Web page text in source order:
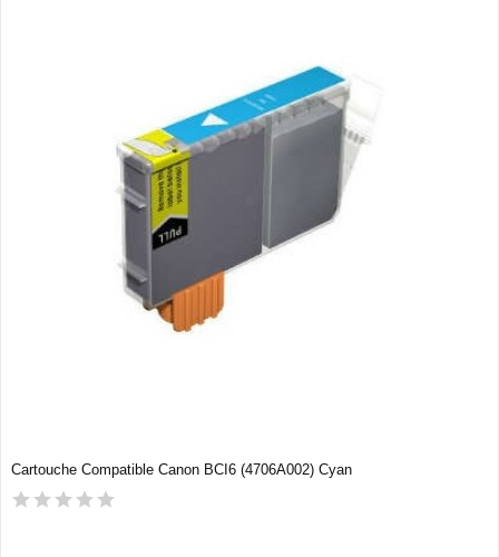
Cartouche Compatible Canon BCI6 (4706A002) Cyan